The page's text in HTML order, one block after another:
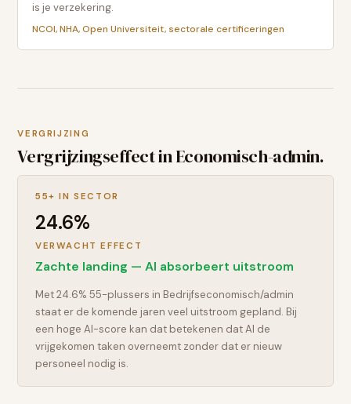
is je verzekering.
NCOI, NHA, Open Universiteit, sectorale certificeringen
VERGRIJZING
Vergrijzingseffect inEconomisch-admin.
55+ IN SECTOR
24.6%
VERWACHT EFFECT
Zachte landing — AI absorbeert uitstroom
Met 24.6% 55-plussers in Bedrijfseconomisch/admin
staat er de komende jaren veel uitstroom gepland. Bij
een hoge AI-score kan dat betekenen dat AI de
vrijgekomen taken overneemt zonder dat er nieuw
personeel nodig is.